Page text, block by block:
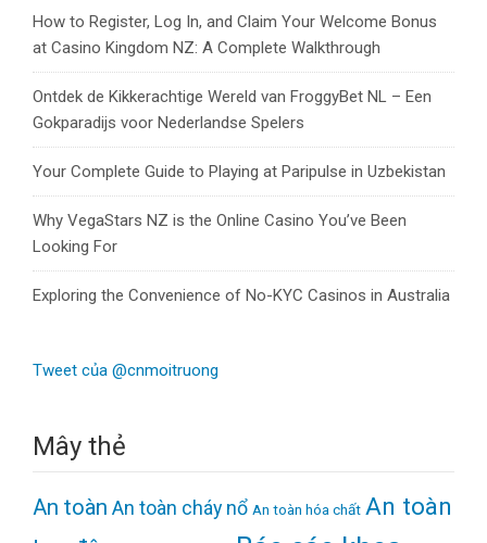
How to Register, Log In, and Claim Your Welcome Bonus
at Casino Kingdom NZ: A Complete Walkthrough
Ontdek de Kikkerachtige Wereld van FroggyBet NL – Een
Gokparadijs voor Nederlandse Spelers
Your Complete Guide to Playing at Paripulse in Uzbekistan
Why VegaStars NZ is the Online Casino You’ve Been
Looking For
Exploring the Convenience of No-KYC Casinos in Australia
Tweet của @cnmoitruong
Mây thẻ
An toàn An toàn cháy nổ An toàn hóa chất An toàn